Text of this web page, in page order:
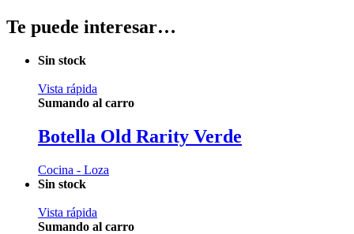
Te puede interesar…
Sin stock
Vista rápida
Sumando al carro
Botella Old Rarity Verde
Cocina - Loza
Sin stock
Vista rápida
Sumando al carro